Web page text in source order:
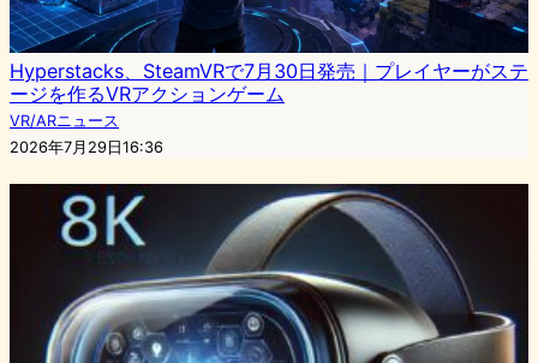
Hyperstacks、SteamVRで7月30日発売｜プレイヤーがステ
ージを作るVRアクションゲーム
VR/ARニュース
2026年7月29日16:36